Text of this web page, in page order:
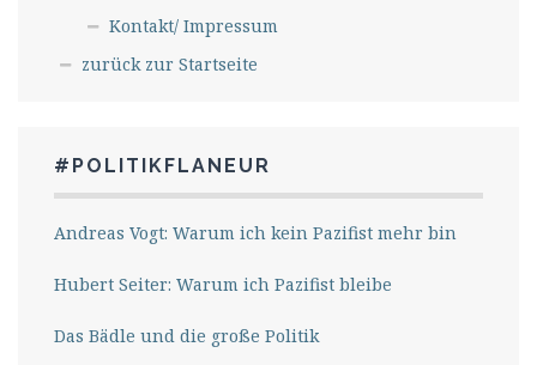
Kontakt/ Impressum
zurück zur Startseite
#POLITIKFLANEUR
Andreas Vogt: Warum ich kein Pazifist mehr bin
Hubert Seiter: Warum ich Pazifist bleibe
Das Bädle und die große Politik